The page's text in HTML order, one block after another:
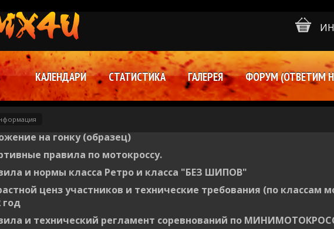
на гонку (образец)
правила по мотокроссу.
и нормы класса Ретро и класса "БЕЗ ШИПОВ"
ценз участников и технические требования (по классам
год
и технический регламент соревнований по
КАЛЕНДАРИ СТАТИСТИКА ГАЛЕРЕЯ ФОРУМ (ОТВЕТИМ